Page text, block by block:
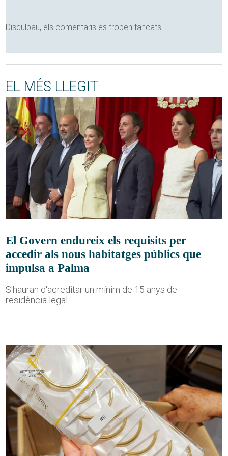
Disculpau, els comentaris es troben tancats
EL MÉS LLEGIT
El Govern endureix els requisits per
accedir als nous habitatges públics que
impulsa a Palma
S'hauran d'acreditar un mínim de 15 anys de
residència legal